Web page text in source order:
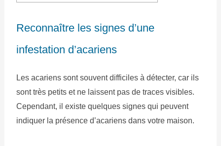
Reconnaître les signes d’une
infestation d’acariens
Les acariens sont souvent difficiles à détecter, car ils
sont très petits et ne laissent pas de traces visibles.
Cependant, il existe quelques signes qui peuvent
indiquer la présence d’acariens dans votre maison.